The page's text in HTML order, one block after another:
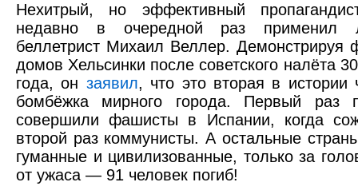
Нехитрый, но эффективный
недавно в очередной раз применил
беллетрист Михаил Веллер. Демонстрируя
домов Хельсинки после советского налёта
года, он заявил, что это вторая в истории
бомбёжка мирного города. Первый раз
совершили фашисты в Испании, когда
второй раз коммунисты. А остальные
гуманные и цивилизованные, только за
от ужаса — 91 человек погиб!